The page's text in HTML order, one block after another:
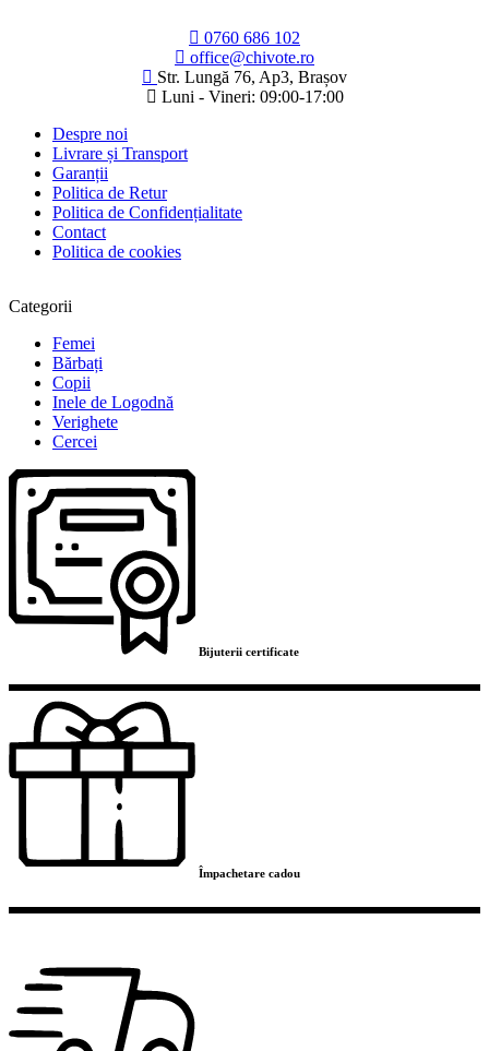
0760 686 102
office@chivote.ro
Str. Lungă 76, Ap3, Brașov
Luni - Vineri: 09:00-17:00
Despre noi
Livrare și Transport
Garanții
Politica de Retur
Politica de Confidențialitate
Contact
Politica de cookies
Categorii
Femei
Bărbați
Copii
Inele de Logodnă
Verighete
Cercei
Bijuterii certificate
Împachetare cadou